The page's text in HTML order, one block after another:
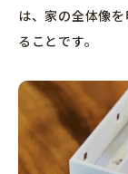
は、家の全体像
ることです。